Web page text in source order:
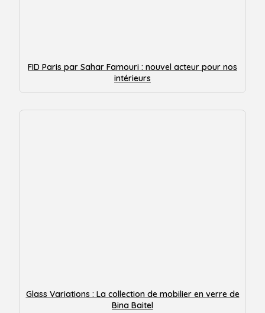
FID Paris par Sahar Famouri : nouvel acteur pour nos
intérieurs
Glass Variations : La collection de mobilier en verre de
Bina Baitel